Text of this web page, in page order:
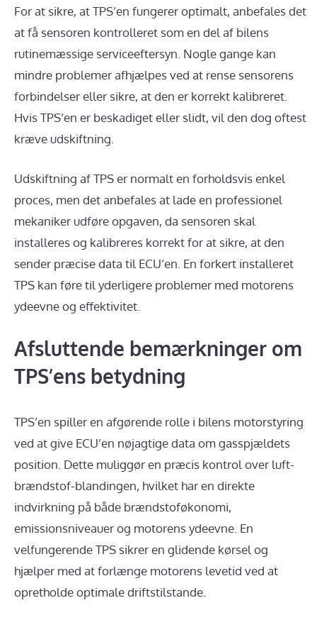
For at sikre, at TPS’en fungerer optimalt, anbefales det
at få sensoren kontrolleret som en del af bilens
rutinemæssige serviceeftersyn. Nogle gange kan
mindre problemer afhjælpes ved at rense sensorens
forbindelser eller sikre, at den er korrekt kalibreret.
Hvis TPS’en er beskadiget eller slidt, vil den dog oftest
kræve udskiftning.
Udskiftning af TPS er normalt en forholdsvis enkel
proces, men det anbefales at lade en professionel
mekaniker udføre opgaven, da sensoren skal
installeres og kalibreres korrekt for at sikre, at den
sender præcise data til ECU’en. En forkert installeret
TPS kan føre til yderligere problemer med motorens
ydeevne og effektivitet.
Afsluttende bemærkninger om
TPS’ens betydning
TPS’en spiller en afgørende rolle i bilens motorstyring
ved at give ECU’en nøjagtige data om gasspjældets
position. Dette muliggør en præcis kontrol over luft-
brændstof-blandingen, hvilket har en direkte
indvirkning på både brændstoføkonomi,
emissionsniveauer og motorens ydeevne. En
velfungerende TPS sikrer en glidende kørsel og
hjælper med at forlænge motorens levetid ved at
opretholde optimale driftstilstande.